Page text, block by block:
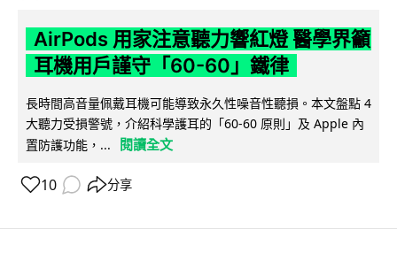
AirPods 用家注意聽力響紅燈 醫學界籲
耳機用戶謹守「60-60」鐵律
長時間高音量佩戴耳機可能導致永久性噪音性聽損。本文盤點 4
大聽力受損警號，介紹科學護耳的「60-60 原則」及 Apple 內
置防護功能，...
閱讀全文
10 分享